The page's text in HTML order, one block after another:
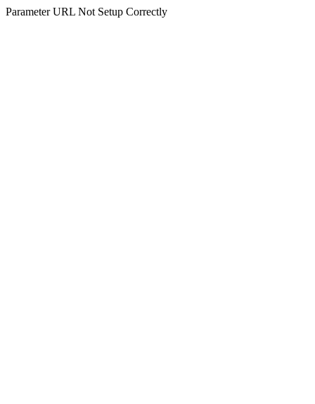
Parameter URL Not Setup Correctly